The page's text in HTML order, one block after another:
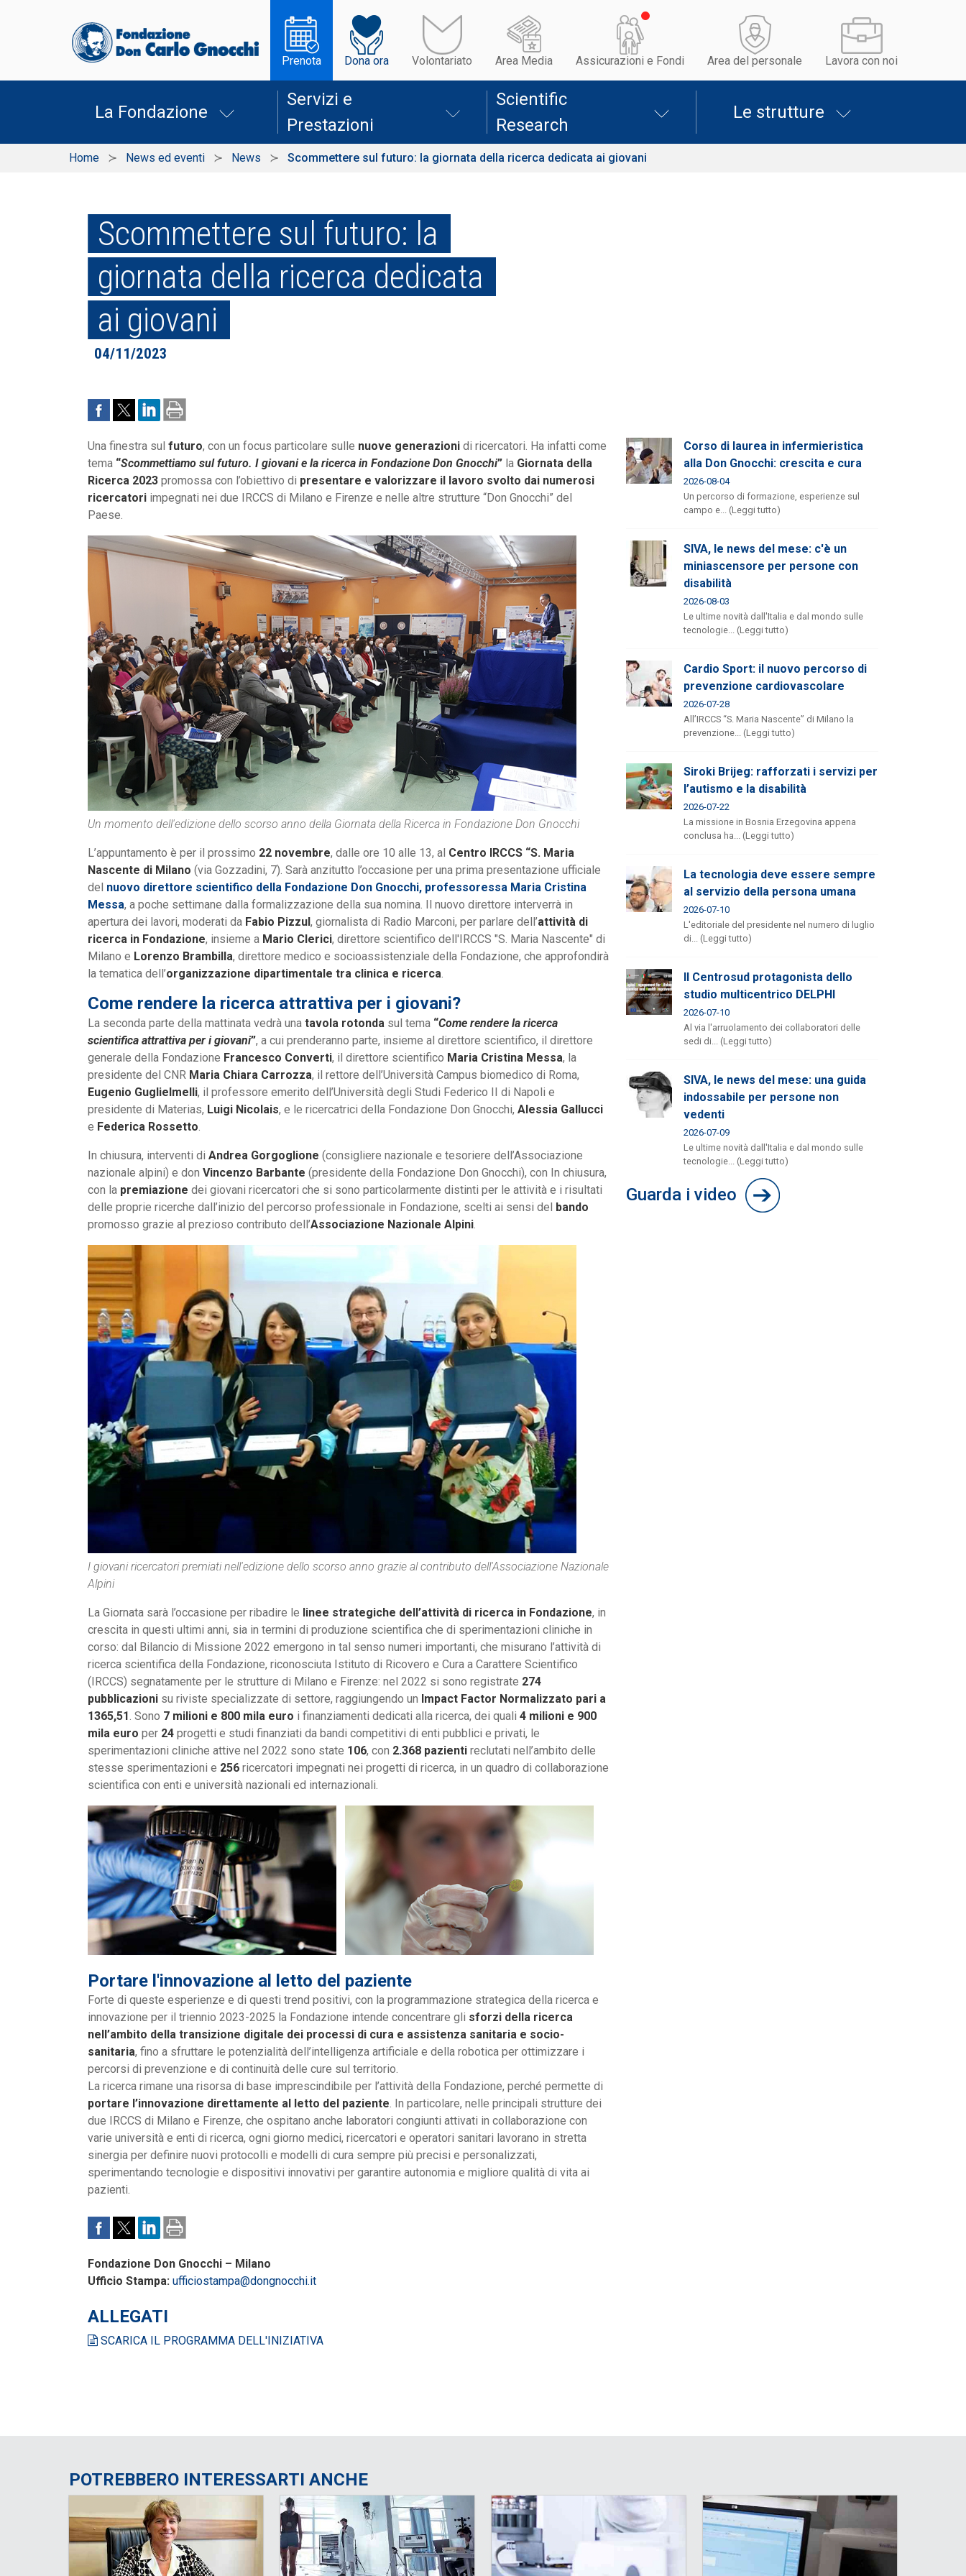
Prenota Dona ora Volontariato Area Media Assicurazioni e Fondi Area del personale Lavora con noi
La Fondazione
Servizi e
Prestazioni
Scientific
Research
Le strutture
Home News ed eventi News Scommettere sul futuro: la giornata della ricerca dedicata ai giovani
Scommettere sul futuro: la
giornata della ricerca dedicata
ai giovani
04/11/2023
Una finestra sul futuro, con un focus particolare sulle nuove generazioni di ricercatori. Ha infatti come
tema “Scommettiamo sul futuro. I giovani e la ricerca in Fondazione Don Gnocchi” la Giornata della
Ricerca 2023 promossa con l’obiettivo di presentare e valorizzare il lavoro svolto dai numerosi
ricercatori impegnati nei due IRCCS di Milano e Firenze e nelle altre strutture “Don Gnocchi” del
Paese.
Un momento dell'edizione dello scorso anno della Giornata della Ricerca in Fondazione Don Gnocchi
L’appuntamento è per il prossimo 22 novembre, dalle ore 10 alle 13, al Centro IRCCS “S. Maria
Nascente di Milano (via Gozzadini, 7). Sarà anzitutto l’occasione per una prima presentazione ufficiale
del nuovo direttore scientifico della Fondazione Don Gnocchi, professoressa Maria Cristina
Messa, a poche settimane dalla formalizzazione della sua nomina. Il nuovo direttore interverrà in
apertura dei lavori, moderati da Fabio Pizzul, giornalista di Radio Marconi, per parlare dell’attività di
ricerca in Fondazione, insieme a Mario Clerici, direttore scientifico dell'IRCCS "S. Maria Nascente" di
Milano e Lorenzo Brambilla, direttore medico e socioassistenziale della Fondazione, che approfondirà
la tematica dell’organizzazione dipartimentale tra clinica e ricerca.
Come rendere la ricerca attrattiva per i giovani?
La seconda parte della mattinata vedrà una tavola rotonda sul tema “Come rendere la ricerca
scientifica attrattiva per i giovani”, a cui prenderanno parte, insieme al direttore scientifico, il direttore
generale della Fondazione Francesco Converti, il direttore scientifico Maria Cristina Messa, la
presidente del CNR Maria Chiara Carrozza, il rettore dell’Università Campus biomedico di Roma,
Eugenio Guglielmelli, il professore emerito dell’Università degli Studi Federico II di Napoli e
presidente di Materias, Luigi Nicolais, e le ricercatrici della Fondazione Don Gnocchi, Alessia Gallucci
e Federica Rossetto
In chiusura, interventi di Andrea Gorgoglione (consigliere nazionale e tesoriere dell’Associazione
nazionale alpini) e don Vincenzo Barbante (presidente della Fondazione Don Gnocchi), con In chiusura,
con la premiazione dei giovani ricercatori che si sono particolarmente distinti per le attività e i risultati
delle proprie ricerche dall’inizio del percorso professionale in Fondazione, scelti ai sensi del bando
promosso grazie al prezioso contributo dell’Associazione Nazionale Alpini
I giovani ricercatori premiati nell'edizione dello scorso anno grazie al contributo dell'Associazione Nazionale
Alpini
La Giornata sarà l’occasione per ribadire le linee strategiche dell’attività di ricerca in Fondazione, in
crescita in questi ultimi anni, sia in termini di produzione scientifica che di sperimentazioni cliniche in
corso: dal Bilancio di Missione 2022 emergono in tal senso numeri importanti, che misurano l’attività di
ricerca scientifica della Fondazione, riconosciuta Istituto di Ricovero e Cura a Carattere Scientifico
(IRCCS) segnatamente per le strutture di Milano e Firenze: nel 2022 si sono registrate 274
pubblicazioni su riviste specializzate di settore, raggiungendo un Impact Factor Normalizzato pari a
1365,51 . Sono 7 milioni e 800 mila euro i finanziamenti dedicati alla ricerca, dei quali 4 milioni e 900
mila euro per 24 progetti e studi finanziati da bandi competitivi di enti pubblici e privati, le
sperimentazioni cliniche attive nel 2022 sono state 106, con 2.368 pazienti reclutati nell’ambito delle
stesse sperimentazioni e 256 ricercatori impegnati nei progetti di ricerca, in un quadro di collaborazione
scientifica con enti e università nazionali ed internazionali.
Portare l'innovazione al letto del paziente
Forte di queste esperienze e di questi trend positivi, con la programmazione strategica della ricerca e
innovazione per il triennio 2023-2025 la Fondazione intende concentrare gli sforzi della ricerca
nell’ambito della transizione digitale dei processi di cura e assistenza sanitaria e socio-
sanitaria, fino a sfruttare le potenzialità dell’intelligenza artificiale e della robotica per ottimizzare i
percorsi di prevenzione e di continuità delle cure sul territorio.
La ricerca rimane una risorsa di base imprescindibile per l’attività della Fondazione, perché permette di
portare l’innovazione direttamente al letto del paziente. In particolare, nelle principali strutture dei
due IRCCS di Milano e Firenze, che ospitano anche laboratori congiunti attivati in collaborazione con
varie università e enti di ricerca, ogni giorno medici, ricercatori e operatori sanitari lavorano in stretta
sinergia per definire nuovi protocolli e modelli di cura sempre più precisi e personalizzati,
sperimentando tecnologie e dispositivi innovativi per garantire autonomia e migliore qualità di vita ai
pazienti.
Fondazione Don Gnocchi – Milano
Ufficio Stampa: ufficiostampa@dongnocchi.it
ALLEGATI
SCARICA IL PROGRAMMA DELL'INIZIATIVA
Corso di laurea in infermieristica
alla Don Gnocchi: crescita e cura
2026-08-04
Un percorso di formazione, esperienze sul
campo e... (Leggi tutto)
SIVA, le news del mese: c'è un
miniascensore per persone con
disabilità
2026-08-03
Le ultime novità dall'Italia e dal mondo sulle
tecnologie... (Leggi tutto)
Cardio Sport: il nuovo percorso di
prevenzione cardiovascolare
2026-07-28
All’IRCCS “S. Maria Nascente” di Milano la
prevenzione... (Leggi tutto)
Siroki Brijeg: rafforzati i servizi per
l’autismo e la disabilità
2026-07-22
La missione in Bosnia Erzegovina appena
conclusa ha... (Leggi tutto)
La tecnologia deve essere sempre
al servizio della persona umana
2026-07-10
L'editoriale del presidente nel numero di luglio
di... (Leggi tutto)
Il Centrosud protagonista dello
studio multicentrico DELPHI
2026-07-10
Al via l'arruolamento dei collaboratori delle
sedi di... (Leggi tutto)
SIVA, le news del mese: una guida
indossabile per persone non
vedenti
2026-07-09
Le ultime novità dall'Italia e dal mondo sulle
tecnologie... (Leggi tutto)
Guarda i video
POTREBBERO INTERESSARTI ANCHE